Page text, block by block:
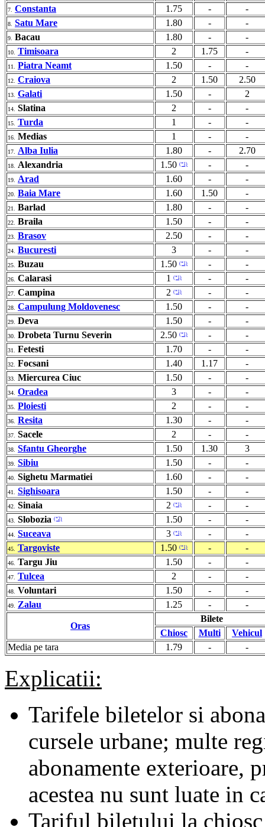
7. Constanta 1.75 - -
8. Satu Mare 1.80 - -
9. Bacau 1.80 - -
10. Timisoara 2 1.75 -
11. Piatra Neamt 1.50 - -
12. Craiova 2 1.50 2.50
13. Galati 1.50 - 2
14. Slatina 2 - -
15. Turda 1 - -
16. Medias 1 - -
17. Alba Iulia 1.80 - 2.70
18. Alexandria 1.50 (*1) - -
19. Arad 1.60 - -
20. Baia Mare 1.60 1.50 -
21. Barlad 1.80 - -
22. Braila 1.50 - -
23. Brasov 2.50 - -
24. Bucuresti 3 - -
25. Buzau 1.50 (*1) - -
26. Calarasi 1 (*1) - -
27. Campina 2 (*1) - -
28. Campulung Moldovenesc 1.50 - -
29. Deva 1.50 - -
30. Drobeta Turnu Severin 2.50 (*1) - -
31. Fetesti 1.70 - -
32. Focsani 1.40 1.17 -
33. Miercurea Ciuc 1.50 - -
34. Oradea 3 - -
35. Ploiesti 2 - -
36. Resita 1.30 - -
37. Sacele 2 - -
38. Sfantu Gheorghe 1.50 1.30 3
39. Sibiu 1.50 - -
40. Sighetu Marmatiei 1.60 - -
41. Sighisoara 1.50 - -
42. Sinaia 2 (*1) - -
43. Slobozia (*2) 1.50 - -
44. Suceava 3 (*1) - -
45. Targoviste 1.50 (*1) - -
46. Targu Jiu 1.50 - -
47. Tulcea 2 - -
48. Voluntari 1.50 - -
49. Zalau 1.25 - -
Oras
Bilete
Chiosc
Multi
Vehicul
Media pe tara
1.79 - -
Explicatii:
Tarifele biletelor si
cursele urbane; multe
abonamente exterioare,
acestea nu sunt luate in
Tariful biletului la